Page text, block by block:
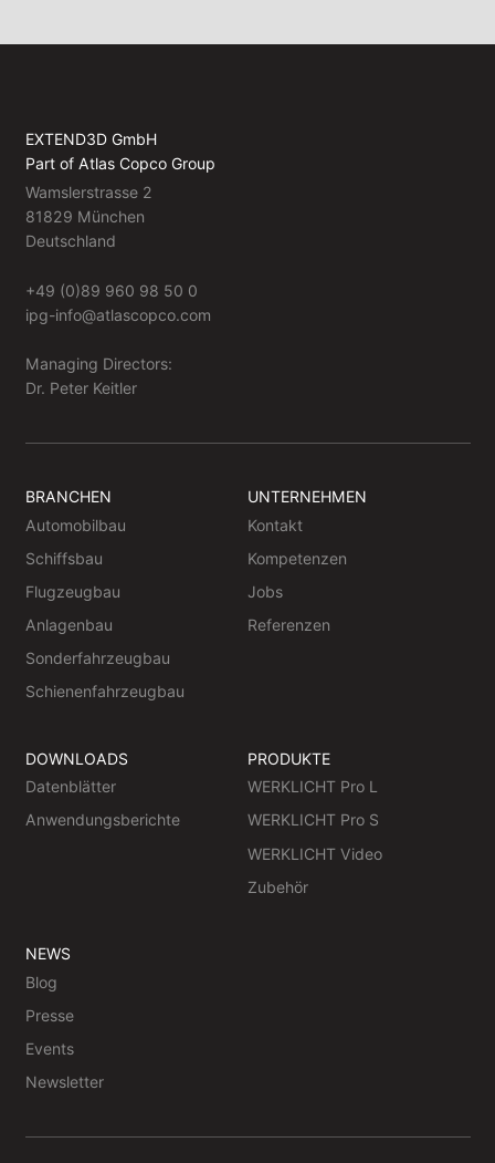
EXTEND3D GmbH
Part of Atlas Copco Group
Wamslerstrasse 2
81829 München
Deutschland
+49 (0)89 960 98 50 0
ipg-info@atlascopco.com
Managing Directors:
Dr. Peter Keitler
BRANCHEN
Automobilbau
Schiffsbau
Flugzeugbau
Anlagenbau
Sonderfahrzeugbau
Schienenfahrzeugbau
UNTERNEHMEN
Kontakt
Kompetenzen
Jobs
Referenzen
DOWNLOADS
Datenblätter
Anwendungsberichte
PRODUKTE
WERKLICHT Pro L
WERKLICHT Pro S
WERKLICHT Video
Zubehör
NEWS
Blog
Presse
Events
Newsletter